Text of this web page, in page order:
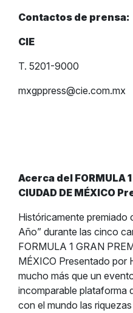
Contactos de prensa:
CIE
T. 5201-9000
mxgppress@cie.com.mx
Acerca del FORMULA 1
CIUDAD DE MÉXICO
Históricamente premiado
Año” durante las cinco
FORMULA 1 GRAN
MÉXICO Presentado por
mucho más que un
incomparable plataforma
con el mundo las